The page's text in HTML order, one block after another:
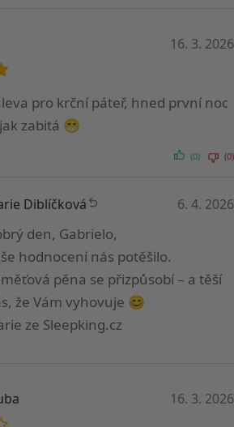
16. 3. 2026
pro krční páteř, hned první noc
zabitá 😁
(0) (0)
Diblíčková 6. 4. 2026
den, Gabrielo,
hodnocení nás potěšilo.
pěna se přizpůsobí – a těší
že Vám vyhovuje 😊
ze Sleepking.cz
16. 3. 2026